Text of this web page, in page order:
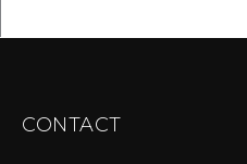
CONTACT